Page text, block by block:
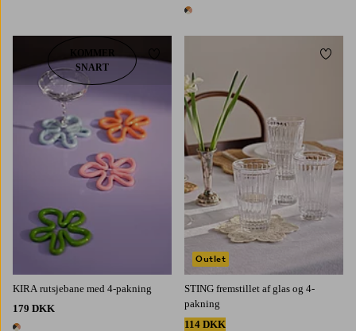
1 farve
KIRA rutsjebane med 4-pakning
179 DKK
SNART
Tilføj til favoritter
STING fremstillet af glas og 4-
pakning
114 DKK
Outlet
Tilføj